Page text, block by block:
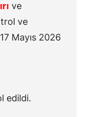
ve
ve
Mayıs 2026
edildi.